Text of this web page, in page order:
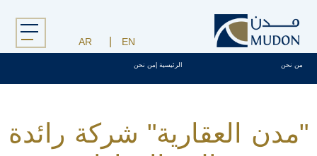
EN
AR
Menu
من نحن الرئيسية من نحن
"مدن العقارية" شركة رائدة